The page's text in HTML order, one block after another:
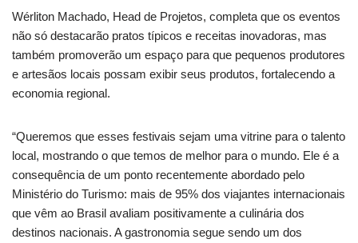
Wérliton Machado, Head de Projetos, completa que os eventos
não só destacarão pratos típicos e receitas inovadoras, mas
também promoverão um espaço para que pequenos produtores
e artesãos locais possam exibir seus produtos, fortalecendo a
economia regional.
“Queremos que esses festivais sejam uma vitrine para o talento
local, mostrando o que temos de melhor para o mundo. Ele é a
consequência de um ponto recentemente abordado pelo
Ministério do Turismo: mais de 95% dos viajantes internacionais
que vêm ao Brasil avaliam positivamente a culinária dos
destinos nacionais. A gastronomia segue sendo um dos